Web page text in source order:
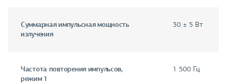
Суммарная импульсная мощность
излучения
30 ± 5 Вт
Частота повторения импульсов,
режим 1
1 500 Гц